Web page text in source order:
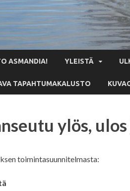
ASMANDIA! YLEISTÄ
TAPAHTUMAKALUSTO
ylös,
toimintasuunnitelmasta: